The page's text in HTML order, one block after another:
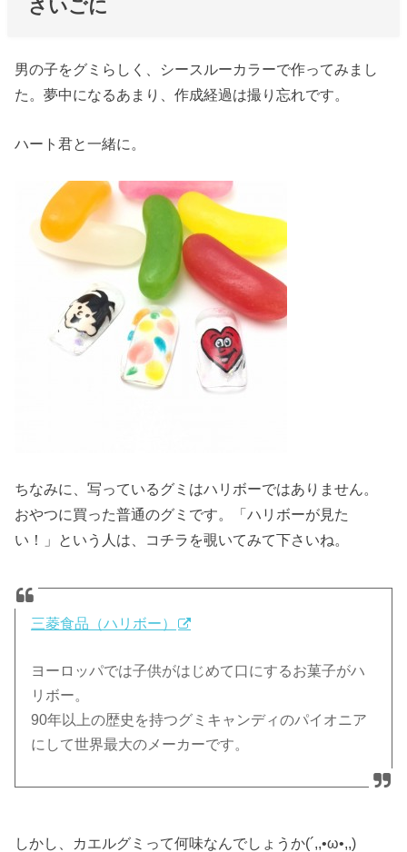
さいごに
男の子をグミらしく、シースルーカラーで作ってみまし
た。夢中になるあまり、作成経過は撮り忘れです。
ハート君と一緒に。
ちなみに、写っているグミはハリボーではありません。
おやつに買った普通のグミです。「ハリボーが見た
い！」という人は、コチラを覗いてみて下さいね。
三菱食品（ハリボー）
ヨーロッパでは子供がはじめて口にするお菓子がハ
リボー。
90年以上の歴史を持つグミキャンディのパイオニア
にして世界最大のメーカーです。
しかし、カエルグミって何味なんでしょうか(´,,•ω•,,)